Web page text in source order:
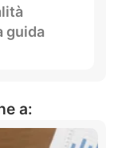
guida
a: